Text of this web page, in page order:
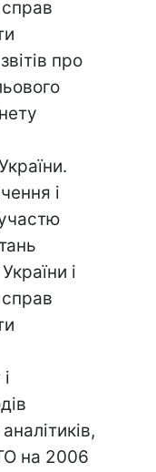
про
і
і
на 2006